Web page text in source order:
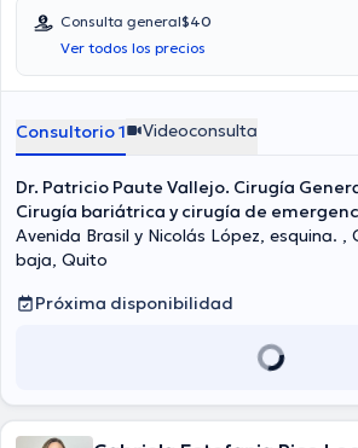
mejores precios con las siguientes
Plan Vital - Medicina Prepagada, Vía
aseguradora. El precio de la consulta con el
Paute Vallejo es de $40. Algunos de los
de vesícula biliar.
Consulta general$40
Ver todos los precios
Consultorio 1 Videoconsulta
Dr. Patricio Paute Vallejo. Cirugía
Cirugía bariátrica y cirugía de
Avenida Brasil y Nicolás López, esquina. ,
baja, Quito
Próxima disponibilidad